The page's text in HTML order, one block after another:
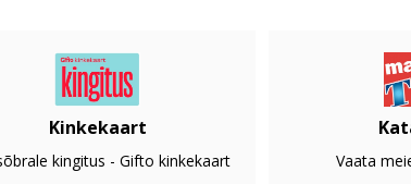
Kinkekaart
kingitus - Gifto kinkekaart Vaata